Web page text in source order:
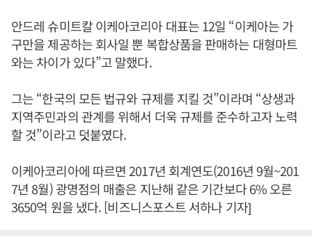
안드레 슈미트칼 이케아코리아 대표는 12일 “이케아는 가
구만을 제공하는 회사일 뿐 복합상품을 판매하는 대형마트
와는 차이가 있다”고 말했다.
그는 “한국의 모든 법규와 규제를 지킬 것”이라며 “상생과
지역주민과의 관계를 위해서 더욱 규제를 준수하고자 노력
할 것”이라고 덧붙였다.
이케아코리아에 따르면 2017년 회계연도(2016년 9월~201
7년 8월) 광명점의 매출은 지난해 같은 기간보다 6% 오른
3650억 원을 냈다. [비즈니스포스트 서하나 기자]